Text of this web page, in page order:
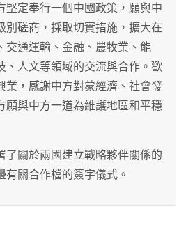
堅定奉行一個中國政策，願與中
別磋商，採取切實措施，擴大在
交通運輸、金融、農牧業、能
、人文等領域的交流與合作。歡
業，感謝中方對蒙經濟、社會發
願與中方一道為維護地區和平穩
了關於兩國建立戰略夥伴關係的
關合作檔的簽字儀式。